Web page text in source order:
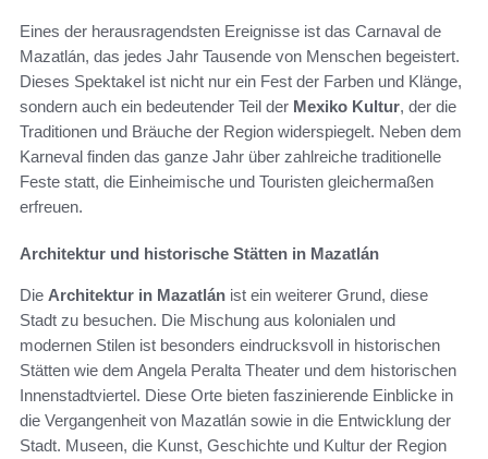
Eines der herausragendsten Ereignisse ist das Carnaval de
Mazatlán, das jedes Jahr Tausende von Menschen begeistert.
Dieses Spektakel ist nicht nur ein Fest der Farben und Klänge,
sondern auch ein bedeutender Teil der Mexiko Kultur, der die
Traditionen und Bräuche der Region widerspiegelt. Neben dem
Karneval finden das ganze Jahr über zahlreiche traditionelle
Feste statt, die Einheimische und Touristen gleichermaßen
erfreuen.
Architektur und historische Stätten in Mazatlán
Die Architektur in Mazatlán ist ein weiterer Grund, diese
Stadt zu besuchen. Die Mischung aus kolonialen und
modernen Stilen ist besonders eindrucksvoll in historischen
Stätten wie dem Angela Peralta Theater und dem historischen
Innenstadtviertel. Diese Orte bieten faszinierende Einblicke in
die Vergangenheit von Mazatlán sowie in die Entwicklung der
Stadt. Museen, die Kunst, Geschichte und Kultur der Region